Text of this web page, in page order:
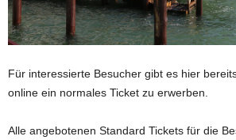
Für interessierte Besucher gibt es hier
online ein normales Ticket zu erwerben.
Alle angebotenen Standard Tickets für die